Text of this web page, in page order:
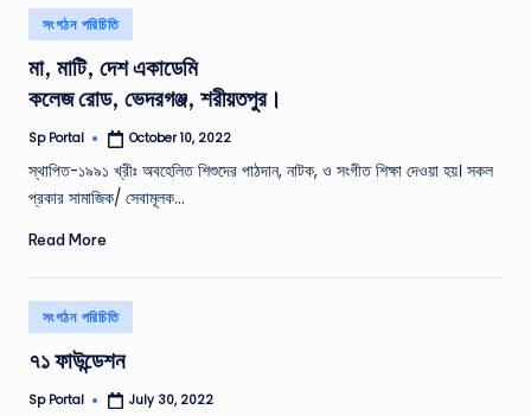
Posted
in
সংগঠন পরিচিতি
মা, মাটি, দেশ একাডেমি
কলেজ রোড, ভেদরগঞ্জ, শরীয়তপুর।
Posted
Sp Portal October 10, 2022
স্থাপিত-১৯৯১ খ্রীঃ অবহেলিত শিশুদের পাঠদান, নাটক, ও সংগীত শিক্ষা দেওয়া হয়। সকল
প্রকার সামাজিক/ সেবামূলক…
Read More
Posted
in
সংগঠন পরিচিতি
৭১ ফাউন্ডেশন
Posted
Sp Portal July 30, 2022